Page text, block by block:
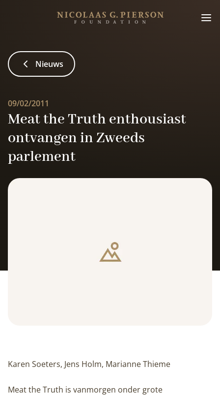
Nieuws
09/02/2011
Meat the Truth enthousiast
ontvangen in Zweeds
parlement
Karen Soeters, Jens Holm, Marianne Thieme
Meat the Truth is vanmorgen onder grote